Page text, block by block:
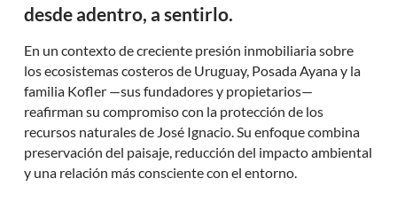
desde adentro, a sentirlo.
En un contexto de creciente presión inmobiliaria sobre
los ecosistemas costeros de Uruguay, Posada Ayana y la
familia Kofler —sus fundadores y propietarios—
reafirman su compromiso con la protección de los
recursos naturales de José Ignacio. Su enfoque combina
preservación del paisaje, reducción del impacto ambiental
y una relación más consciente con el entorno.